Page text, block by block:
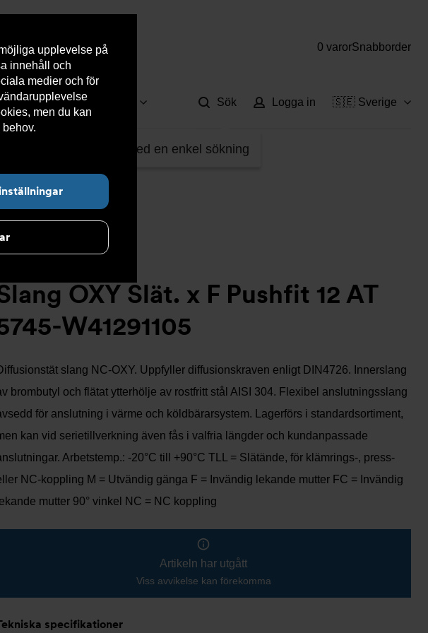
upplevelse på
innehåll och
medier och för
men du kan
0 varorSnabborder
oss Kundservice
Hitta det du letar efter med en enkel sökning
Sök Logga in 🇸🇪 Sverige
OXY Slät. x F Pushfit 12 AT
W41291105
slang NC-OXY. Uppfyller diffusionskraven enligt DIN4726. Innerslang
brombutyl och flätat ytterhölje av rostfritt stål AISI 304. Flexibel anslutningsslang
för anslutning i värme och köldbärarsystem. Lagerförs i standardsortiment,
kan vid serietillverkning även fås i valfria längder och kundanpassade
Arbetstemp.: -20°C till +90°C TLL = Slätände, för klämrings-, press-
NC-koppling M = Utvändig gänga F = Invändig lekande mutter FC = Invändig
lekande mutter 90° vinkel NC = NC koppling
Artikeln har utgått
Viss avvikelse kan förekomma
specifikationer